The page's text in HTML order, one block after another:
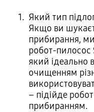
Який тип
Якщо ви
прибирання,
робот-пилосос
який ідеально
очищенням
– підійде
прибиранням.